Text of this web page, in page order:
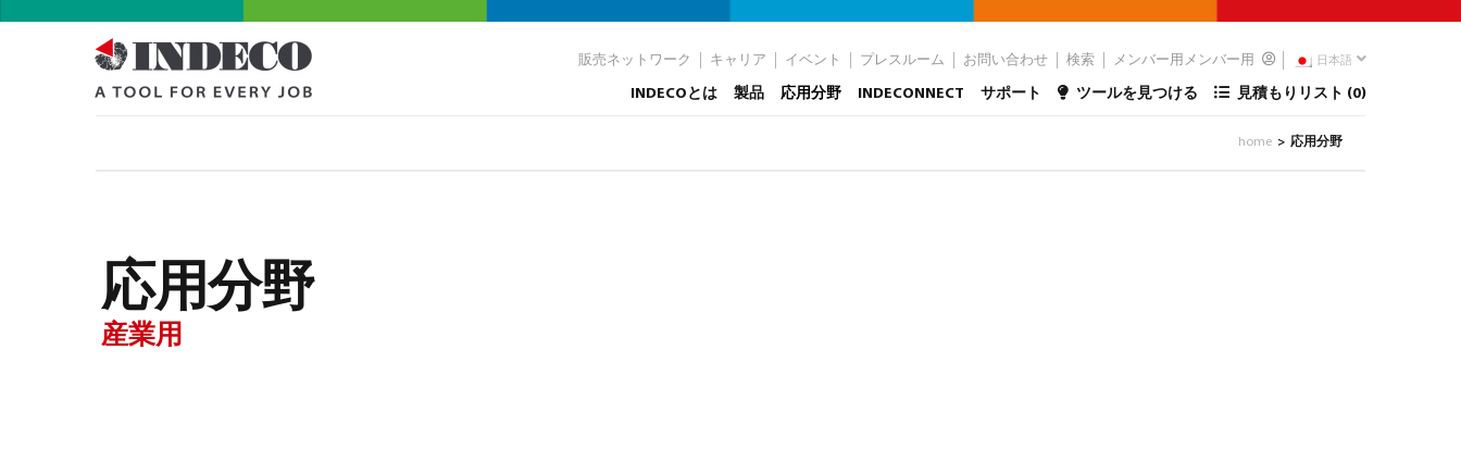
販売ネットワーク キャリア イベント プレスルーム お問い合わせ 検索 メンバー用メンバー用 日本語
INDECOとは 製品 応用分野 INDECONNECT サポート ツールを見つける 見積もりリスト (0)
home > 応用分野
応用分野
産業用